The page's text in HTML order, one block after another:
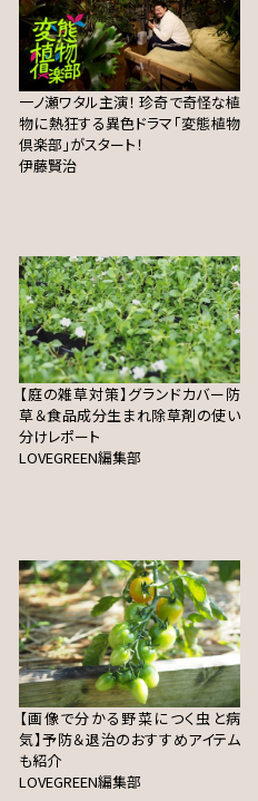
一ノ瀬ワタル主演！ 珍奇で奇怪な植
物に熱狂する異色ドラマ「変態植物
倶楽部」がスタート！
伊藤賢治
【庭の雑草対策】グランドカバー防
草＆食品成分生まれ除草剤の使い
分けレポート
LOVEGREEN編集部
【画像で分かる野菜につく虫と病
気】予防＆退治のおすすめアイテム
も紹介
LOVEGREEN編集部